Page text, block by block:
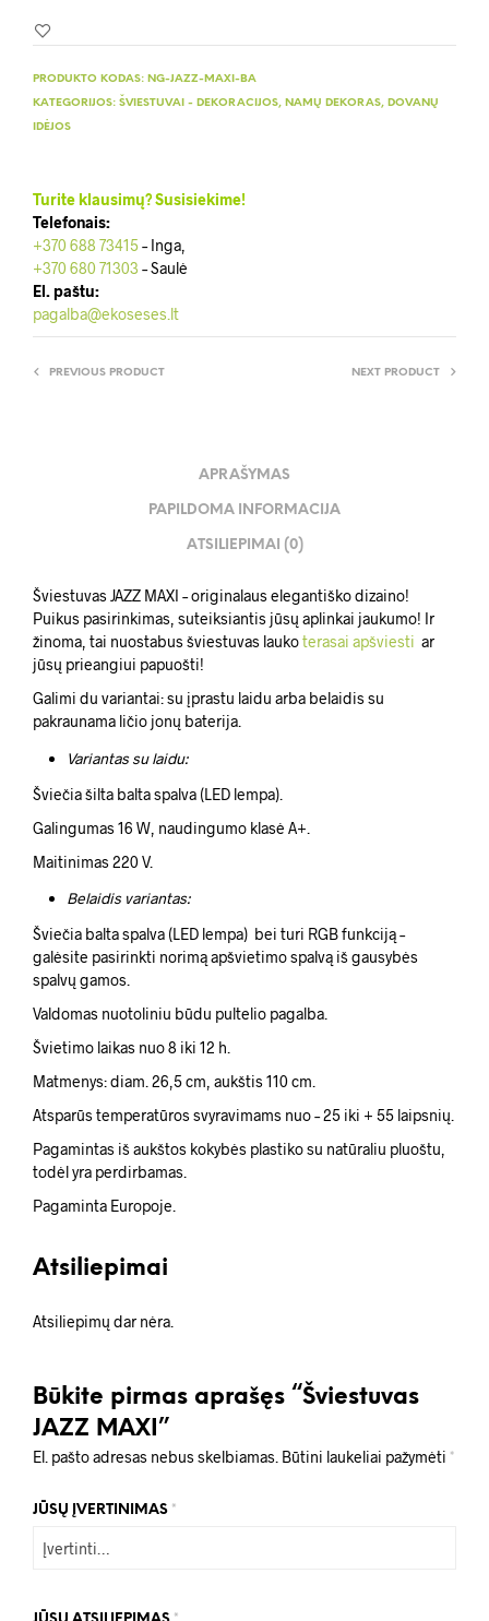
PRODUKTO KODAS: NG-JAZZ-MAXI-BA
KATEGORIJOS: ŠVIESTUVAI - DEKORACIJOS, NAMŲ DEKORAS, DOVANŲ
IDĖJOS
Turite klausimų? Susisiekime!
Telefonais:
+370 688 73415– Inga,
+370 680 71303 – Saulė
El. paštu:
pagalba@ekoseses.lt
PREVIOUS PRODUCT NEXT PRODUCT
APRAŠYMAS
PAPILDOMA INFORMACIJA
ATSILIEPIMAI (0)
Šviestuvas JAZZ MAXI – originalaus elegantiško dizaino!
Puikus pasirinkimas, suteiksiantis jūsų aplinkai jaukumo! Ir
žinoma, tai nuostabus šviestuvas laukoterasai apšviesti ar
jūsų prieangiui papuošti!
Galimi du variantai: su įprastu laidu arba belaidis su
pakraunama ličio jonų baterija.
Variantas su laidu:
Šviečia šilta balta spalva (LED lempa).
Galingumas 16 W, naudingumo klasė A+.
Maitinimas 220 V.
Belaidis variantas:
Šviečia balta spalva (LED lempa) bei turi RGB funkciją –
galėsite pasirinkti norimą apšvietimo spalvą iš gausybės
spalvų gamos.
Valdomas nuotoliniu būdu pultelio pagalba.
Švietimo laikas nuo 8 iki 12 h.
Matmenys: diam. 26,5 cm, aukštis 110 cm.
Atsparūs temperatūros svyravimams nuo – 25 iki + 55 laipsnių.
Pagamintas iš aukštos kokybės plastiko su natūraliu pluoštu,
todėl yra perdirbamas.
Pagaminta Europoje.
Atsiliepimai
Atsiliepimų dar nėra.
Būkite pirmas aprašęs “Šviestuvas
JAZZ MAXI”
El. pašto adresas nebus skelbiamas. Būtini laukeliai pažymėti *
JŪSŲ ĮVERTINIMAS *